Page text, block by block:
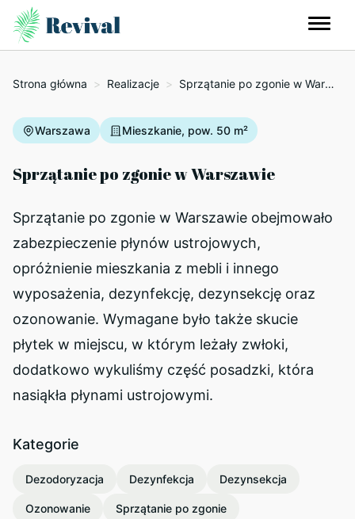
Strona główna > Realizacje > Sprzątanie po zgonie w Warszawie
Warszawa Mieszkanie, pow. 50 m²
Sprzątanie po zgonie w Warszawie
Sprzątanie po zgonie w Warszawie obejmowało
zabezpieczenie płynów ustrojowych,
opróżnienie mieszkania z mebli i innego
wyposażenia, dezynfekcję, dezynsekcję oraz
ozonowanie. Wymagane było także skucie
płytek w miejscu, w którym leżały zwłoki,
dodatkowo wykuliśmy część posadzki, która
nasiąkła płynami ustrojowymi.
Kategorie
Dezodoryzacja Dezynfekcja Dezynsekcja
Ozonowanie Sprzątanie po zgonie